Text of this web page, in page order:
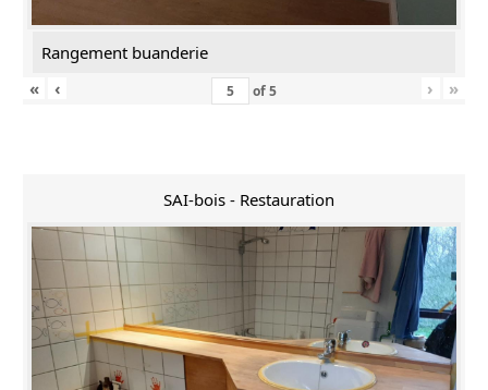
Rangement buanderie
«
‹ of5 › »
SAI-bois - Restauration